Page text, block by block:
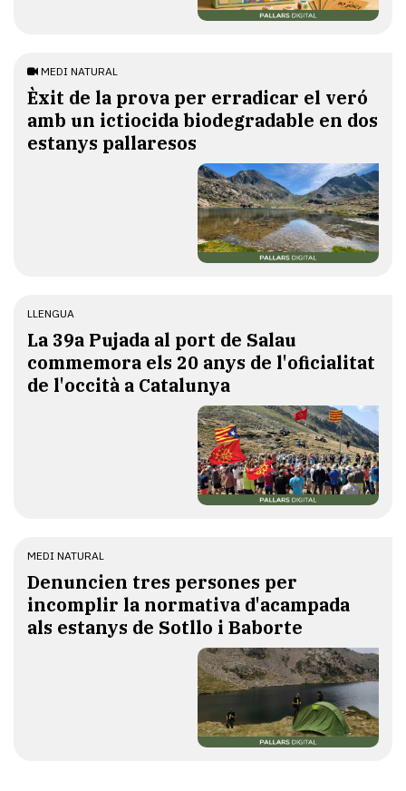
MEDI NATURAL
Èxit de la prova per erradicar el veró
amb un ictiocida biodegradable en dos
estanys pallaresos
LLENGUA
​La 39a Pujada al port de Salau
commemora els 20 anys de l'oficialitat
de l'occità a Catalunya
MEDI NATURAL
Denuncien tres persones per
incomplir la normativa d'acampada
als estanys de Sotllo i Baborte